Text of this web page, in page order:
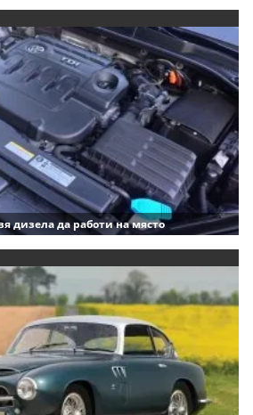
дизела да работи на място